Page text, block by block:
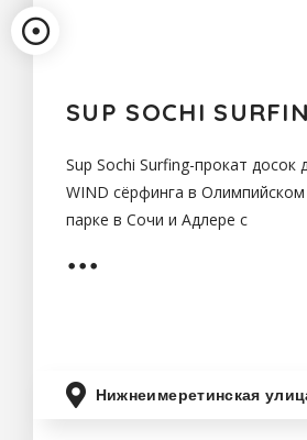
SUP SOCHI
Sup Sochi Surfing-прокат досок
WIND сёрфинга в Олимпийском
парке в Сочи и Адлере с
самостоятельного
Нижнеимеретинская улица, 36, Адлер,